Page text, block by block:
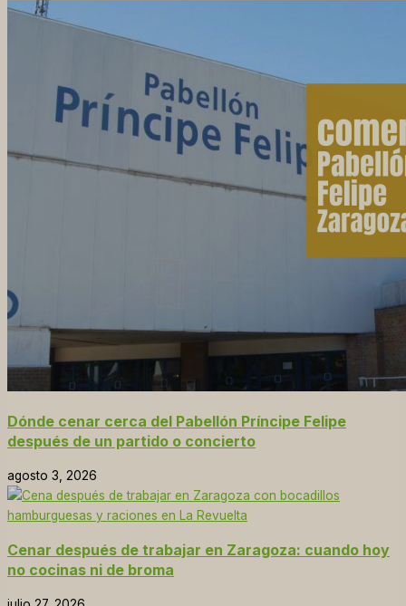
Dónde cenar cerca del Pabellón Príncipe Felipe
después de un partido o concierto
agosto 3, 2026
Cenar después de trabajar en Zaragoza: cuando hoy
no cocinas ni de broma